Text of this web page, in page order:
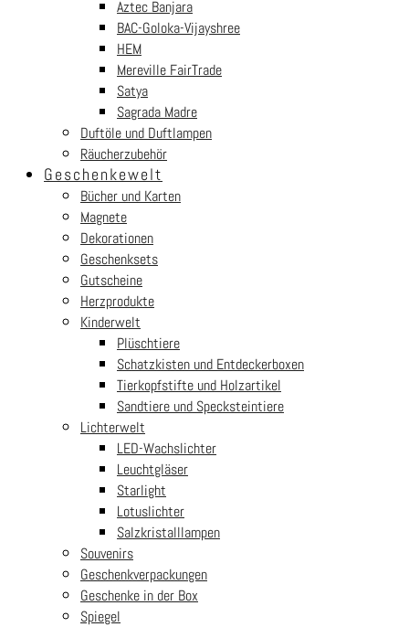
Aztec Banjara
BAC-Goloka-Vijayshree
HEM
Mereville FairTrade
Satya
Sagrada Madre
Duftöle und Duftlampen
Räucherzubehör
Geschenkewelt
Bücher und Karten
Magnete
Dekorationen
Geschenksets
Gutscheine
Herzprodukte
Kinderwelt
Plüschtiere
Schatzkisten und Entdeckerboxen
Tierkopfstifte und Holzartikel
Sandtiere und Specksteintiere
Lichterwelt
LED-Wachslichter
Leuchtgläser
Starlight
Lotuslichter
Salzkristalllampen
Souvenirs
Geschenkverpackungen
Geschenke in der Box
Spiegel